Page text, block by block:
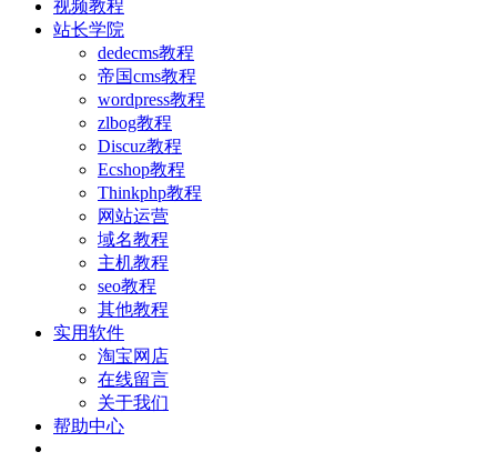
视频教程
站长学院
dedecms教程
帝国cms教程
wordpress教程
zlbog教程
Discuz教程
Ecshop教程
Thinkphp教程
网站运营
域名教程
主机教程
seo教程
其他教程
实用软件
淘宝网店
在线留言
关于我们
帮助中心